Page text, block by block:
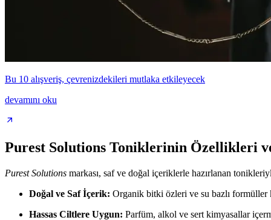
Bu 10 alışveriş, çevrenizdekileri mutlaka etkileyecek
devamını oku
Purest Solutions Toniklerinin Özellikleri
Purest Solutions markası, saf ve doğal içeriklerle hazırlanan
Doğal ve Saf İçerik: Organik bitki özleri ve su bazlı formüller
Hassas Ciltlere Uygun: Parfüm, alkol ve sert kimyasallar